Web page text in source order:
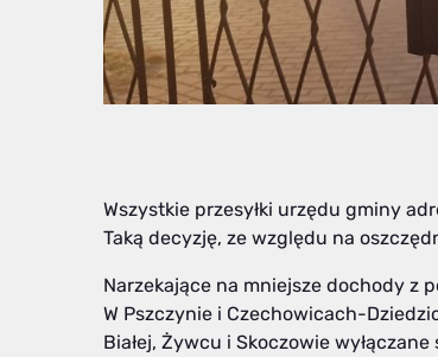
Wszystkie przesyłki urzędu gminy
Taką decyzję, ze względu na
Narzekające na mniejsze dochody z
W Pszczynie i Czechowicach-
Białej, Żywcu i Skoczowie